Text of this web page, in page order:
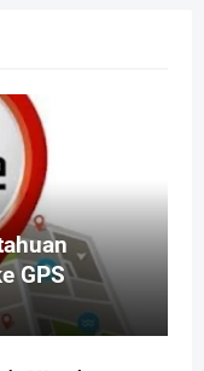
GPS